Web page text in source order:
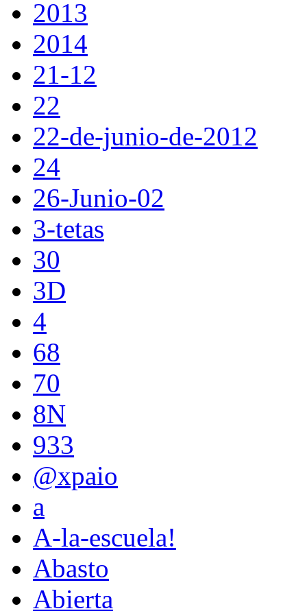
2013
2014
21-12
22
22-de-junio-de-2012
24
26-Junio-02
3-tetas
30
3D
4
68
70
8N
933
@xpaio
a
A-la-escuela!
Abasto
Abierta